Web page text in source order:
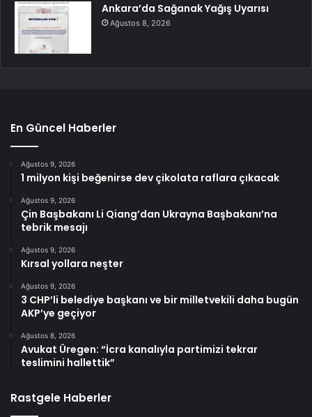
Ankara’da Sağanak Yağış Uyarısı
Ağustos 8, 2026
En Güncel Haberler
Ağustos 9, 2026
1 milyon kişi beğenirse dev çikolata raflara çıkacak
Ağustos 9, 2026
Çin Başbakanı Li Qiang’dan Ukrayna Başbakanı’na
tebrik mesajı
Ağustos 9, 2026
Kırsal yollara neşter
Ağustos 9, 2026
3 CHP’li belediye başkanı ve bir milletvekili daha bugün
AKP’ye geçiyor
Ağustos 8, 2026
Avukat Üregen: “İcra kanalıyla partimizi tekrar
teslimini hallettik”
Rastgele Haberler